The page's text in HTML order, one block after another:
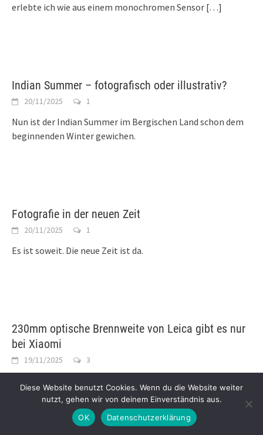
erlebte ich wie aus einem monochromen Sensor […]
Indian Summer – fotografisch oder illustrativ?
20/11/2025 1
Nun ist der Indian Summer im Bergischen Land schon dem
beginnenden Winter gewichen.
Fotografie in der neuen Zeit
20/11/2025 1
Es ist soweit. Die neue Zeit ist da.
230mm optische Brennweite von Leica gibt es nur
bei Xiaomi
19/11/2025 3
im Iphone nun den Rekord beim Tele aufstellt. Falsch
Diese Website benutzt Cookies. Wenn du die Website weiter
nutzt, gehen wir von deinem Einverständnis aus.
OK
Datenschutzerklärung